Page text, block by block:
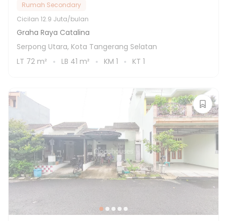
Rumah Secondary
Cicilan 12.9 Juta/bulan
Graha Raya Catalina
Serpong Utara, Kota Tangerang Selatan
LT 72 m² LB 41 m² KM 1 KT 1